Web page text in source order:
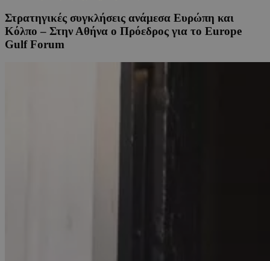
Στρατηγικές συγκλήσεις ανάμεσα Ευρώπη και
Κόλπο – Στην Αθήνα ο Πρόεδρος για το Europe
Gulf Forum